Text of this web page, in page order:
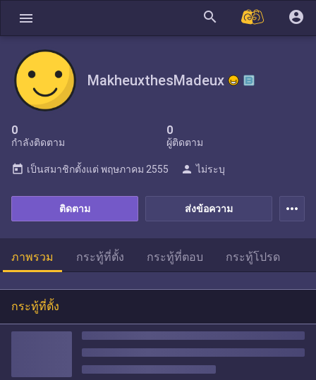
menu search account_circle
MakheuxthesMadeux
0
กำลังติดตาม
0
ผู้ติดตาม
ส่งข้อความ
ติดตาม
today เป็นสมาชิกตั้งแต่ พฤษภาคม 2555 person ไม่ระบุ
more_horiz
ภาพรวม กระทู้ที่ตั้ง กระทู้ที่ตอบ กระทู้โปรด
กระทู้ที่ตั้ง